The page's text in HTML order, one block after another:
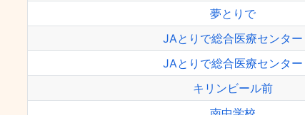
夢とりで
JAとりで総合医療センター
JAとりで総合医療センター
キリンビール前